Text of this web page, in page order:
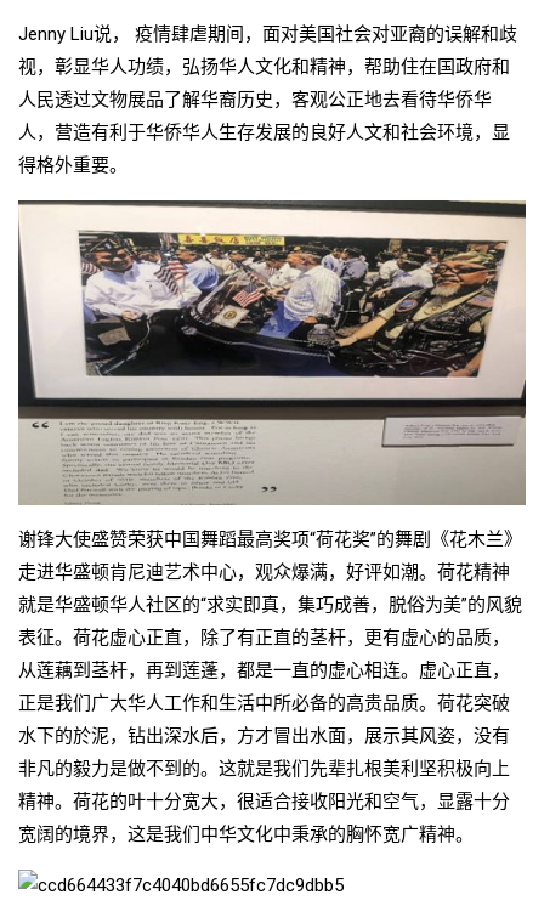
Jenny Liu说， 疫情肆虐期间，面对美国社会对亚裔的误解和歧
视，彰显华人功绩，弘扬华人文化和精神，帮助住在国政府和
人民透过文物展品了解华裔历史，客观公正地去看待华侨华
人，营造有利于华侨华人生存发展的良好人文和社会环境，显
得格外重要。
谢锋大使盛赞荣获中国舞蹈最高奖项“荷花奖”的舞剧《花木兰》
走进华盛顿肯尼迪艺术中心，观众爆满，好评如潮。荷花精神
就是华盛顿华人社区的“求实即真，集巧成善，脱俗为美”的风貌
表征。荷花虚心正直，除了有正直的茎杆，更有虚心的品质，
从莲藕到茎杆，再到莲蓬，都是一直的虚心相连。虚心正直，
正是我们广大华人工作和生活中所必备的高贵品质。荷花突破
水下的於泥，钻出深水后，方才冒出水面，展示其风姿，没有
非凡的毅力是做不到的。这就是我们先辈扎根美利坚积极向上
精神。荷花的叶十分宽大，很适合接收阳光和空气，显露十分
宽阔的境界，这是我们中华文化中秉承的胸怀宽广精神。